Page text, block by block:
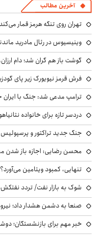
آخرین مطالب
تهران روی تنگه هرمز قمار
وینیسیوس در رئال مادرید
گوشت باز هم گران شد؛ دام
فرش قرمز نیویورک زیر پای
ترامپ مدعی شد: جنگ با ایران
دردسر تازه برای خانواده
جنگ جدید تراکتور و
محسن رضایی: اجازه باز شدن
تنهایی، کمبود ویتامین می‌آورد؟
شوک به بازار نفت/ تردد نفتکش‌ها در تنگه
صنعا به دشمن هشدار داد؛
خبر مهم برای بازنشستگان؛